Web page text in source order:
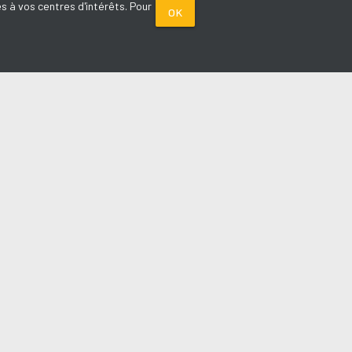
à vos centres d'intérêts. Pour
OK